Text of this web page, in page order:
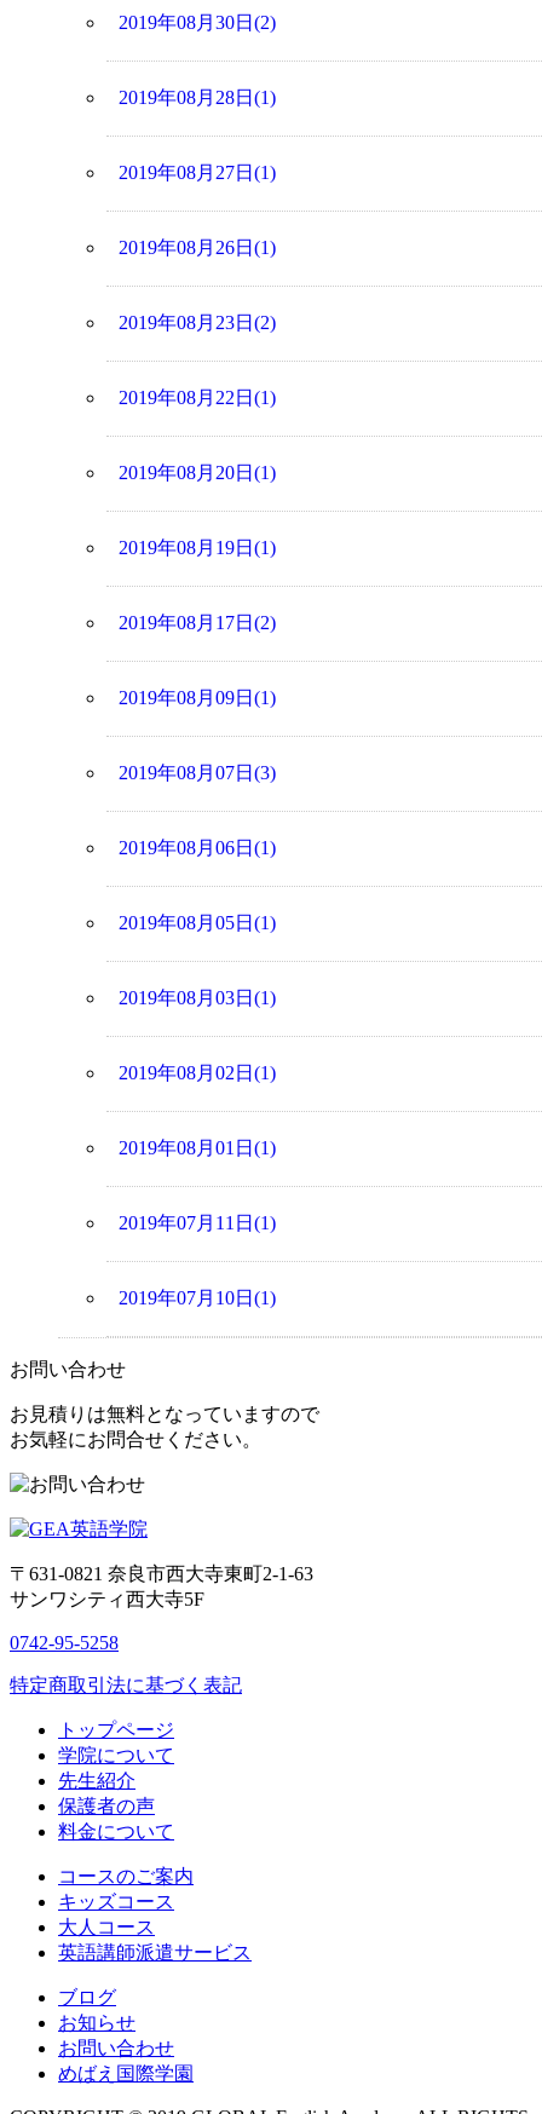
2019年08月30日(2)
2019年08月28日(1)
2019年08月27日(1)
2019年08月26日(1)
2019年08月23日(2)
2019年08月22日(1)
2019年08月20日(1)
2019年08月19日(1)
2019年08月17日(2)
2019年08月09日(1)
2019年08月07日(3)
2019年08月06日(1)
2019年08月05日(1)
2019年08月03日(1)
2019年08月02日(1)
2019年08月01日(1)
2019年07月11日(1)
2019年07月10日(1)
お問い合わせ
お見積りは無料となっていますので
お気軽にお問合せください。
〒631-0821 奈良市西大寺東町2-1-63
サンワシティ西大寺5F
0742-95-5258
特定商取引法に基づく表記
トップページ
学院について
先生紹介
保護者の声
料金について
コースのご案内
キッズコース
大人コース
英語講師派遣サービス
ブログ
お知らせ
お問い合わせ
めばえ国際学園